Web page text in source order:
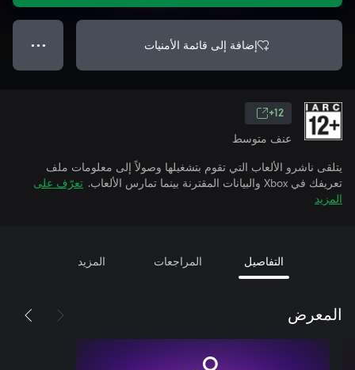
إضافة إلى قائمة الأمنيات ● ● ●
12+
عنف متوسط
يتلقى ناشرو الألعاب التي تقوم بتشغيلها وصولاً إلى معلومات ملف
تعريفك في Xbox والبيانات المقترنة بينما تمارس الألعاب.
تعرّف على
المزيد
التفاصيل المراجعات المزيد
المعرض